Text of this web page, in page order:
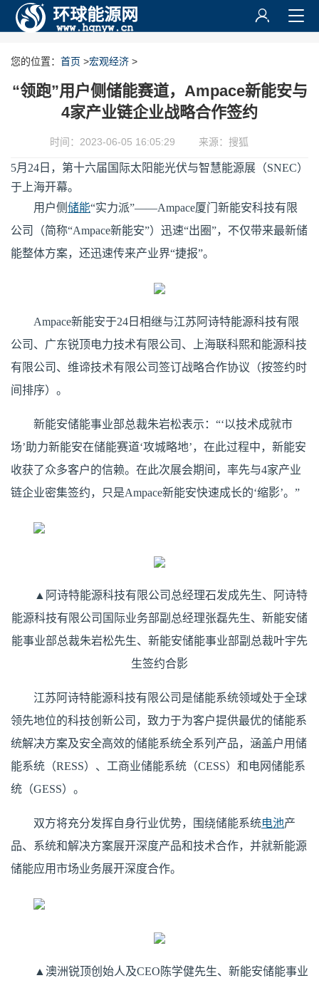
您的位置： 首页 >宏观经济 >
“领跑”用户侧储能赛道，Ampace新能安与
4家产业链企业战略合作签约
时间：2023-06-05 16:05:29 来源：搜狐
5月24日，第十六届国际太阳能光伏与智慧能源展（SNEC）
于上海开幕。
用户侧储能“实力派”——Ampace厦门新能安科技有限
公司（简称“Ampace新能安”）迅速“出圈”，不仅带来最新储
能整体方案，还迅速传来产业界“捷报”。
Ampace新能安于24日相继与江苏阿诗特能源科技有限
公司、广东锐顶电力技术有限公司、上海联科熙和能源科技
有限公司、维谛技术有限公司签订战略合作协议（按签约时
间排序）。
新能安储能事业部总裁朱岩松表示：“‘以技术成就市
场’助力新能安在储能赛道‘攻城略地’，在此过程中，新能安
收获了众多客户的信赖。在此次展会期间，率先与4家产业
链企业密集签约，只是Ampace新能安快速成长的‘缩影’。”
▲阿诗特能源科技有限公司总经理石发成先生、阿诗特
能源科技有限公司国际业务部副总经理张磊先生、新能安储
能事业部总裁朱岩松先生、新能安储能事业部副总裁叶宇先
生签约合影
江苏阿诗特能源科技有限公司是储能系统领域处于全球
领先地位的科技创新公司，致力于为客户提供最优的储能系
统解决方案及安全高效的储能系统全系列产品，涵盖户用储
能系统（RESS）、工商业储能系统（CESS）和电网储能系
统（GESS）。
双方将充分发挥自身行业优势，围绕储能系统电池产
品、系统和解决方案展开深度产品和技术合作，并就新能源
储能应用市场业务展开深度合作。
▲澳洲锐顶创始人及CEO陈学健先生、新能安储能事业